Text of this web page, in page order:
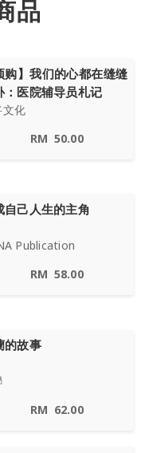
品
购】我们的心都在缝缝
：医院辅导员札记
文化
RM 50.00
自己人生的主角
Publication
RM 58.00
的故事
RM 62.00